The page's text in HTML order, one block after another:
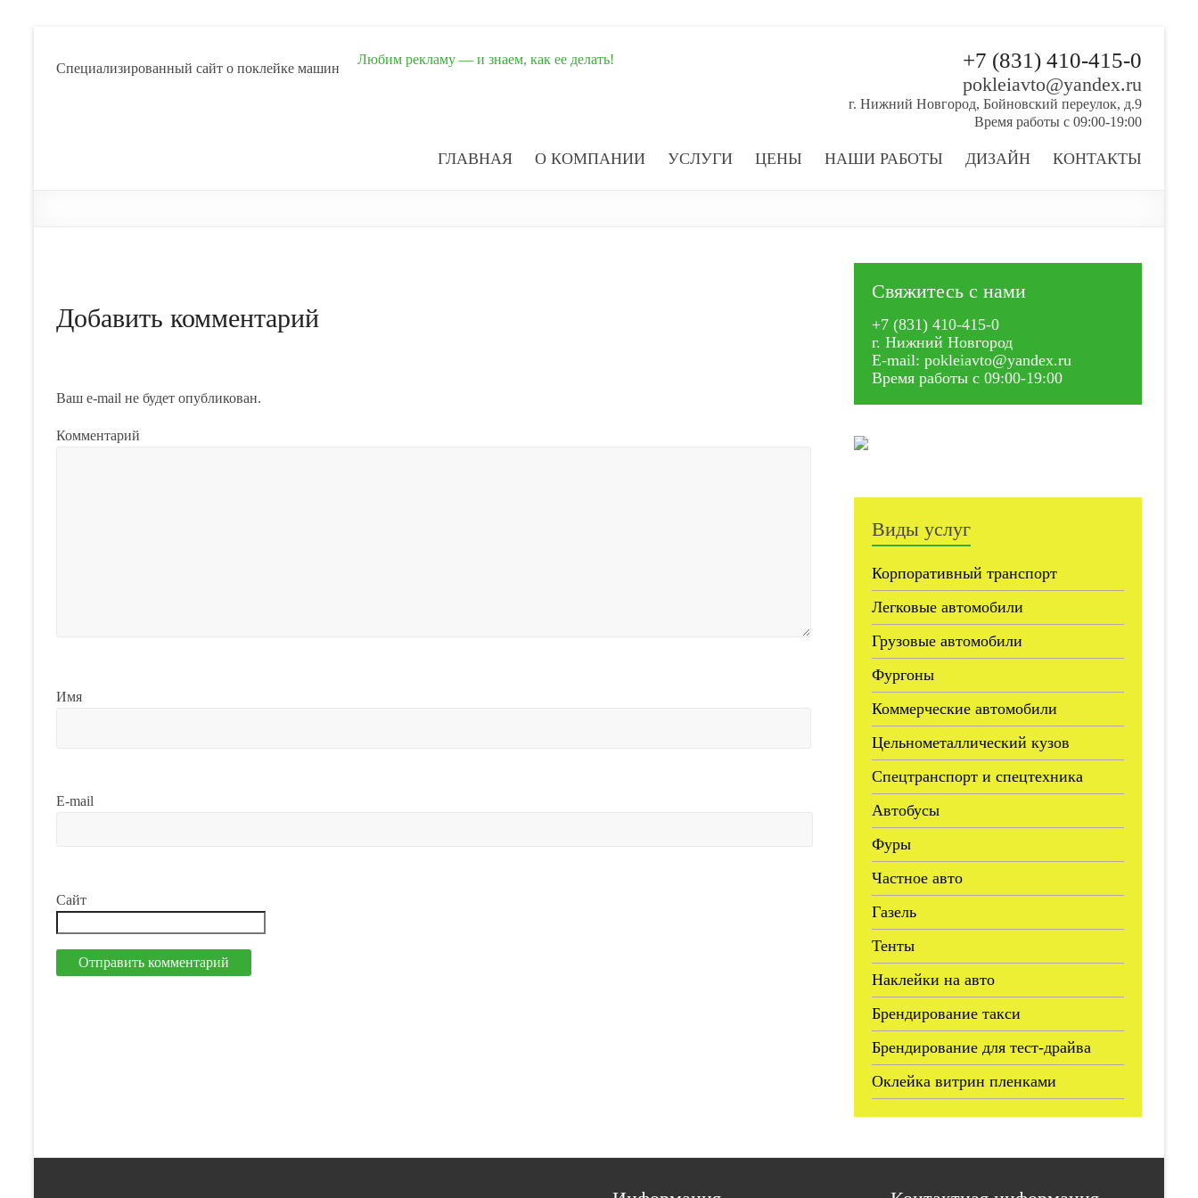
Cпециализированный сайт о поклейке машин
Любим рекламу — и знаем, как ее делать! +7 (831) 410-415-0
pokleiavto@yandex.ru
г. Нижний Новгород, Бойновский переулок, д.9
Время работы с 09:00-19:00
ГЛАВНАЯ О КОМПАНИИ УСЛУГИ ЦЕНЫ НАШИ РАБОТЫ ДИЗАЙН КОНТАКТЫ
Добавить комментарий
Ваш e-mail не будет опубликован.
Комментарий
Имя
E-mail
Сайт
Свяжитесь с нами
+7 (831) 410-415-0
г. Нижний Новгород
E-mail: pokleiavto@yandex.ru
Время работы с 09:00-19:00
Виды услуг
Корпоративный транспорт
Легковые автомобили
Грузовые автомобили
Фургоны
Коммерческие автомобили
Цельнометаллический кузов
Спецтранспорт и спецтехника
Автобусы
Фуры
Частное авто
Газель
Тенты
Наклейки на авто
Брендирование такси
Брендирование для тест-драйва
Оклейка витрин пленками